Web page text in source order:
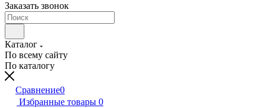
Заказать звонок
Каталог
По всему сайту
По каталогу
Сравнение0
Избранные товары 0